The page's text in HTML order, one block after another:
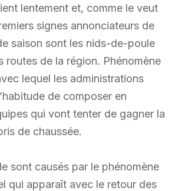
lentement et, comme le veut
signes annonciateurs de
saison sont les nids-de-poule
routes de la région. Phénomène
lequel les administrations
de composer en
qui vont tenter de gagner la
de chaussée.
sont causés par le phénomène
qui apparaît avec le retour des